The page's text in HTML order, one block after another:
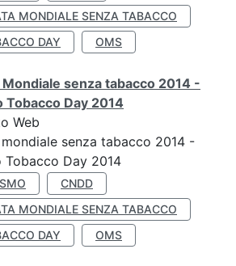
MONDIALE SENZA TABACCO
DAY
OMS
senza tabacco 2014 -
Tobacco Day 2014
Web
senza tabacco 2014 -
Tobacco Day 2014
CNDD
MONDIALE SENZA TABACCO
DAY
OMS